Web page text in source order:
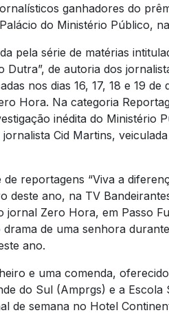
ganhadores do
do Ministério Público,
pela série de matérias
Dutra”, de autoria dos
nos dias 16, 17, 18 e 19 de
Hora. Na categoria
inédita do Ministério
Cid Martins,
reportagens “Viva a
deste ano, na TV
Zero Hora, em Passo
de uma senhora
ano.
e uma comenda,
do Sul (Amprgs) e a Escola
de semana no Hotel